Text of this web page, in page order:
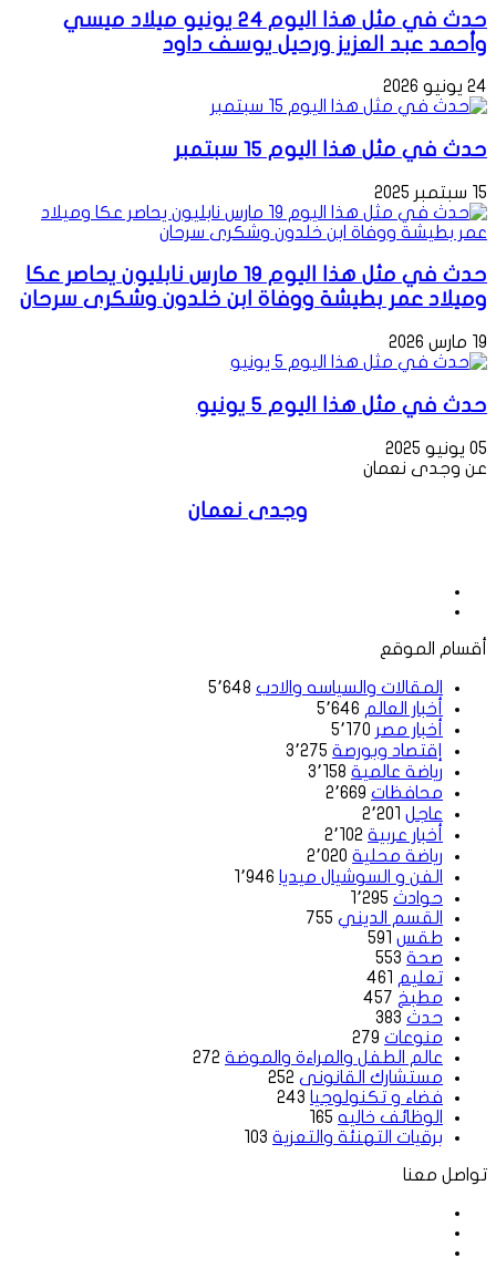
حدث في مثل هذا اليوم 24 يونيو ميلاد ميسي
وأحمد عبد العزيز ورحيل يوسف داود
24 يونيو 2026
حدث في مثل هذا اليوم 15 سبتمبر
15 سبتمبر 2025
حدث في مثل هذا اليوم 19 مارس نابليون يحاصر عكا
وميلاد عمر بطيشة ووفاة ابن خلدون وشكرى سرحان
19 مارس 2026
حدث في مثل هذا اليوم 5 يونيو
05 يونيو 2025
عن وجدى نعمان
وجدى نعمان
أقسام الموقع
المقالات والسياسه والادب 5٬648
أخبار العالم 5٬646
أخبار مصر 5٬170
إقتصاد وبورصة 3٬275
رياضة عالمية 3٬158
محافظات 2٬669
عاجل 2٬201
أخبار عربية 2٬102
رياضة محلية 2٬020
الفن و السوشيال ميديا 1٬946
حوادث 1٬295
القسم الديني 755
طقس 591
صحة 553
تعليم 461
مطبخ 457
حدث 383
منوعات 279
عالم الطفل والمراءة والموضة 272
مستشارك القانونى 252
فضاء و تكنولوجيا 243
الوظائف خاليه 165
برقيات التهنئة والتعزية 103
تواصل معنا